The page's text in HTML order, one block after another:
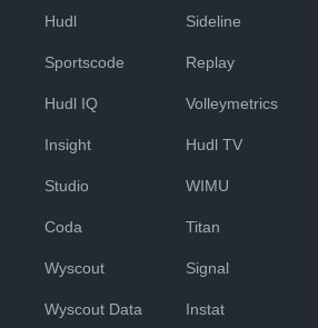
Hudl
Sportscode
Hudl IQ
Insight
Studio
Coda
Wyscout
Wyscout Data
Sideline
Replay
Volleymetrics
Hudl TV
WIMU
Titan
Signal
Instat